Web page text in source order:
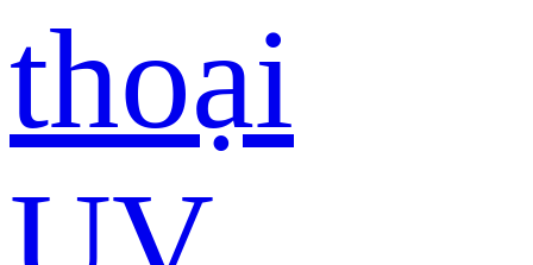
thoại